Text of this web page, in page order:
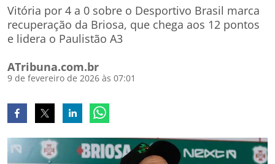
Vitória por 4 a 0 sobre o Desportivo Brasil marca
recuperação da Briosa, que chega aos 12 pontos
e lidera o Paulistão A3
ATribuna.com.br
9 de fevereiro de 2026 às 07:01